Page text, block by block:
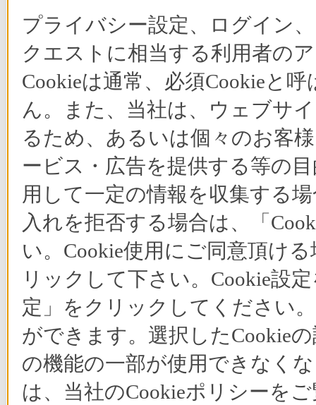
プライバシー設定、ログイン
クエストに相当する利用者の
Cookieは通常、必須Cookieと
ん。また、当社は、ウェブサ
るため、あるいは個々のお客
ービス・広告を提供する等の
用して一定の情報を収集する
入れを拒否する場合は、「
い。Cookie使用にご同意頂け
リックして下さい。Cookie設
定」をクリックしてください
ができます。選択したCookie
の機能の一部が使用できなく
は、当社のCookieポリシーを